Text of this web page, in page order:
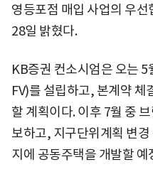
영등포점 매입 사업의 우
28일 밝혔다.
KB증권 컨소시엄은 오는
FV)를 설립하고, 본계약 체
할 계획이다. 이후 7월 중
보하고, 지구단위계획 변
지에 공동주택을 개발할 예